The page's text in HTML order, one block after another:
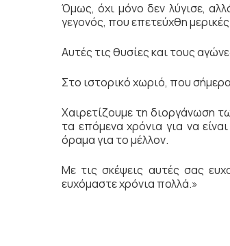
Όμως, όχι μόνο δεν λύγισε,
γεγονός, που επετεύχθη
Αυτές τις θυσίες και τους
Στο ιστορικό χωριό, που
Χαιρετίζουμε τη διοργάνωση
τα επόμενα χρόνια για να
όραμα για το μέλλον.
Με τις σκέψεις αυτές σας
ευχόμαστε χρόνια πολλά.»